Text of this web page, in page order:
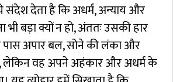
संदेश देता है कि अधर्म, अन्याय और
बड़ा क्यों न हो, अंततः उसकी हार
पास अपार बल, सोने की लंका और
लेकिन वह अपने अहंकार और अधर्म के